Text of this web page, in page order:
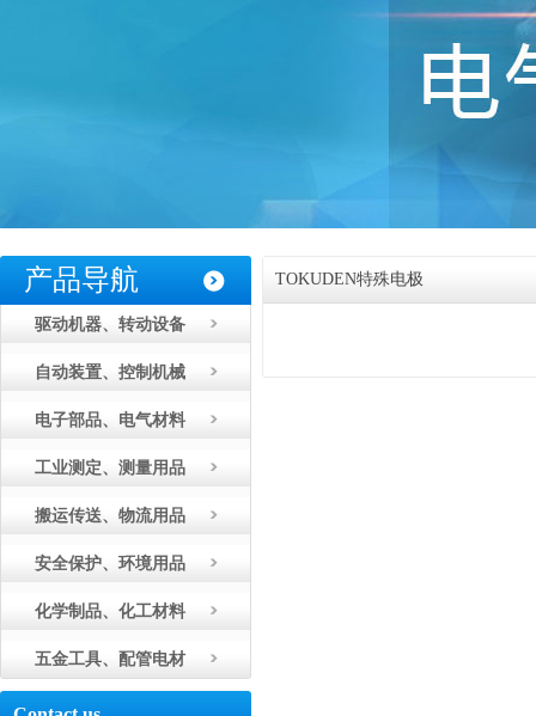
产品导航
驱动机器、转动设备
自动装置、控制机械
电子部品、电气材料
工业测定、测量用品
搬运传送、物流用品
安全保护、环境用品
化学制品、化工材料
五金工具、配管电材
TOKUDEN特殊电极